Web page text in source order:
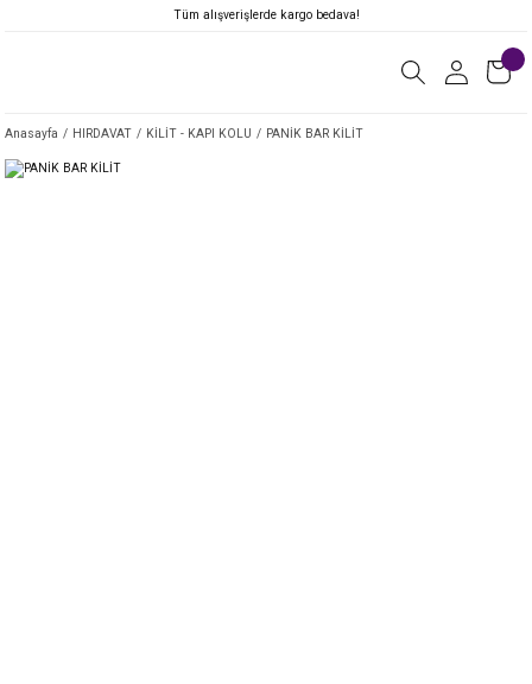
Tüm alışverişlerde kargo bedava!
Anasayfa HIRDAVAT KİLİT - KAPI KOLU PANİK BAR KİLİT